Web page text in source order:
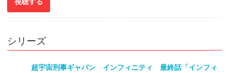
シリーズ
超宇宙刑事ギャバン インフィニティ 最終話「インフィ